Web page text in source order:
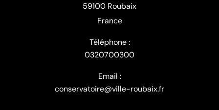
59100 Roubaix
France
Téléphone :
0320700300
Email :
conservatoire@ville-roubaix.fr